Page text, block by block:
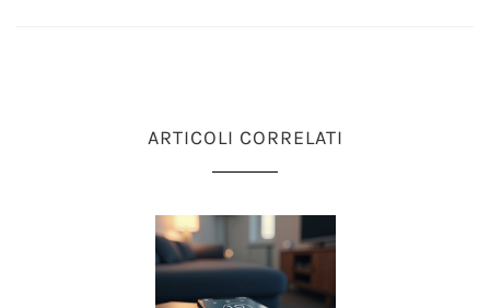
ARTICOLI CORRELATI